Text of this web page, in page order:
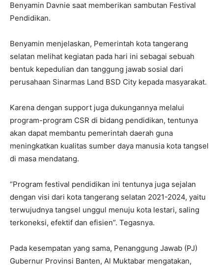
Benyamin Davnie saat memberikan sambutan Festival
Pendidikan.
Benyamin menjelaskan, Pemerintah kota tangerang
selatan melihat kegiatan pada hari ini sebagai sebuah
bentuk kepedulian dan tanggung jawab sosial dari
perusahaan Sinarmas Land BSD City kepada masyarakat.
Karena dengan support juga dukungannya melalui
program-program CSR di bidang pendidikan, tentunya
akan dapat membantu pemerintah daerah guna
meningkatkan kualitas sumber daya manusia kota tangsel
di masa mendatang.
“Program festival pendidikan ini tentunya juga sejalan
dengan visi dari kota tangerang selatan 2021-2024, yaitu
terwujudnya tangsel unggul menuju kota lestari, saling
terkoneksi, efektif dan efisien”. Tegasnya.
Pada kesempatan yang sama, Penanggung Jawab (PJ)
Gubernur Provinsi Banten, Al Muktabar mengatakan,